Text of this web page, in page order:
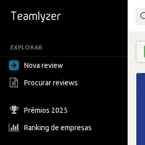
EXPLORAR
Nova review
Procurar reviews
Prémios 2025
Ranking de empresas